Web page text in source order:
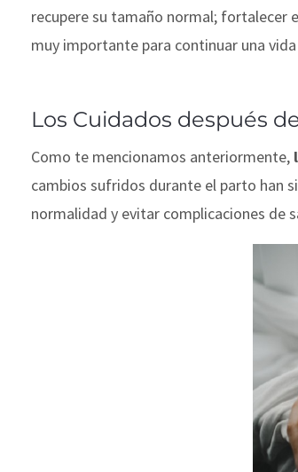
recupere su tamaño normal; fortalecer
muy importante para continuar una
Los Cuidados después
Como te mencionamos anteriormente,
cambios sufridos durante el parto han
normalidad y evitar complicaciones de